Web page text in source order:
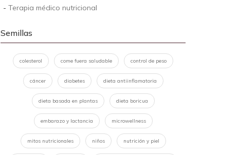
- Terapia médico nutricional
Semillas
colesterol come fuera saludable control de peso
cáncer diabetes dieta antiinflamatoria
dieta basada en plantas dieta boricua
embarazo y lactancia microwellness
mitos nutricionales niños nutrición y piel